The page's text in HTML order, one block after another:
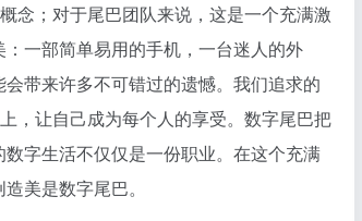
念；对于尾巴团队来说，这是一个充满激
一部简单易用的手机，一台迷人的外
带来许多不可错过的遗憾。我们追求的
，让自己成为每个人的享受。数字尾巴把
字生活不仅仅是一份职业。在这个充满
美是数字尾巴。